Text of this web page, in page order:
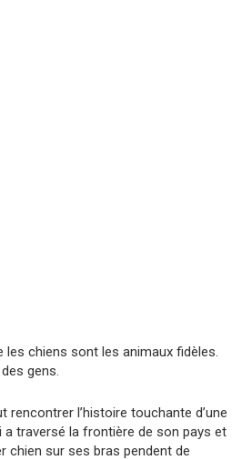
les chiens sont les animaux fidèles.
gens.
rencontrer l’histoire touchante d’une
a traversé la frontière de son pays et
chien sur ses bras pendent de